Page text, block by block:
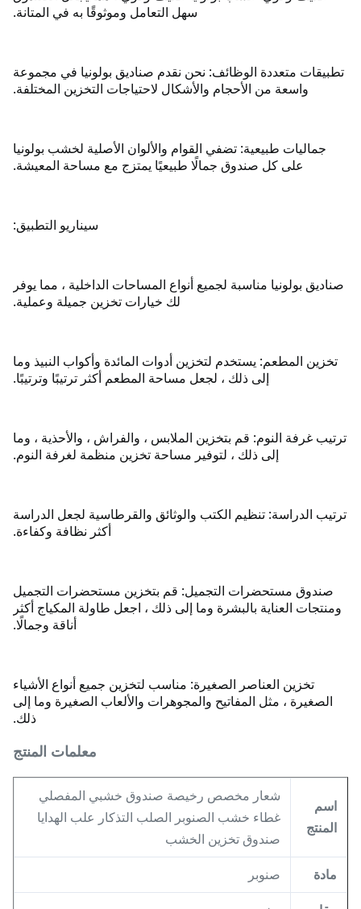
سهل التعامل وموثوقًا به في المتانة.
تطبيقات متعددة الوظائف: نحن نقدم صناديق بولونيا في مجموعة
واسعة من الأحجام والأشكال لاحتياجات التخزين المختلفة.
جماليات طبيعية: تضفي القوام والألوان الأصلية لخشب بولونيا
على كل صندوق جمالًا طبيعيًا يمتزج مع مساحة المعيشة.
سيناريو التطبيق:
صناديق بولونيا مناسبة لجميع أنواع المساحات الداخلية ، مما يوفر
لك خيارات تخزين جميلة وعملية.
تخزين المطعم: يستخدم لتخزين أدوات المائدة وأكواب النبيذ وما
إلى ذلك ، لجعل مساحة المطعم أكثر ترتيبًا وترتيبًا.
ترتيب غرفة النوم: قم بتخزين الملابس ، والفراش ، والأحذية ، وما
إلى ذلك ، لتوفير مساحة تخزين منظمة لغرفة النوم.
ترتيب الدراسة: تنظيم الكتب والوثائق والقرطاسية لجعل الدراسة
أكثر نظافة وكفاءة.
صندوق مستحضرات التجميل: قم بتخزين مستحضرات التجميل
ومنتجات العناية بالبشرة وما إلى ذلك ، اجعل طاولة المكياج أكثر
أناقة وجمالًا.
تخزين العناصر الصغيرة: مناسب لتخزين جميع أنواع الأشياء
الصغيرة ، مثل المفاتيح والمجوهرات والألعاب الصغيرة وما إلى
ذلك.
معلمات المنتج
اسم
المنتج
شعار مخصص رخيصة صندوق خشبي المفصلي
غطاء خشب الصنوبر الصلب التذكار علب الهدايا
صندوق تخزين الخشب
مادة صنوبر